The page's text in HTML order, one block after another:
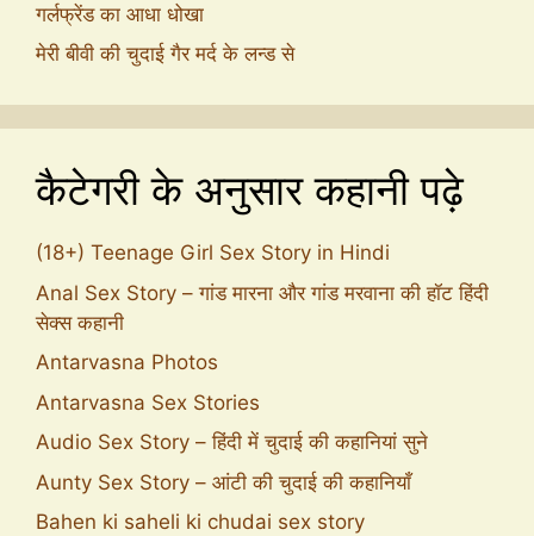
गर्लफ्रेंड का आधा धोखा
मेरी बीवी की चुदाई गैर मर्द के लन्ड से
कैटेगरी के अनुसार कहानी पढ़े
(18+) Teenage Girl Sex Story in Hindi
Anal Sex Story – गांड मारना और गांड मरवाना की हॉट हिंदी
सेक्स कहानी
Antarvasna Photos
Antarvasna Sex Stories
Audio Sex Story – हिंदी में चुदाई की कहानियां सुने
Aunty Sex Story – आंटी की चुदाई की कहानियाँ
Bahen ki saheli ki chudai sex story